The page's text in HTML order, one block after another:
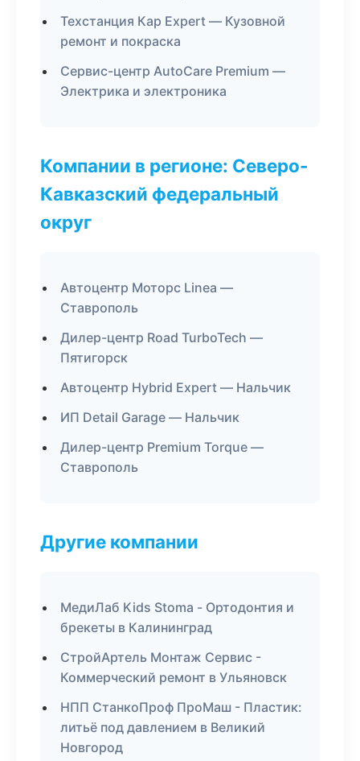
Техстанция Кар Expert — Кузовной
ремонт и покраска
Сервис-центр AutoCare Premium —
Электрика и электроника
Компании в регионе: Северо-
Кавказский федеральный
округ
Автоцентр Моторс Linea —
Ставрополь
Дилер-центр Road TurboTech —
Пятигорск
Автоцентр Hybrid Expert — Нальчик
ИП Detail Garage — Нальчик
Дилер-центр Premium Torque —
Ставрополь
Другие компании
МедиЛаб Kids Stoma - Ортодонтия и
брекеты в Калининград
СтройАртель Монтаж Сервис -
Коммерческий ремонт в Ульяновск
НПП СтанкоПроф ПроМаш - Пластик:
литьё под давлением в Великий
Новгород